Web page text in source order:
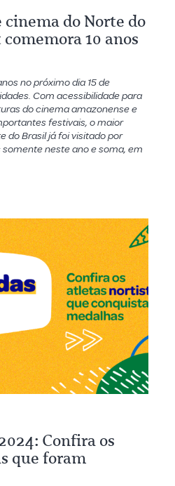
do Norte do
10 anos
no próximo dia 15 de
Com acessibilidade para
do cinema amazonense e
festivais, o maior
do Brasil já foi visitado por
neste ano e soma, em
Confira os
que foram